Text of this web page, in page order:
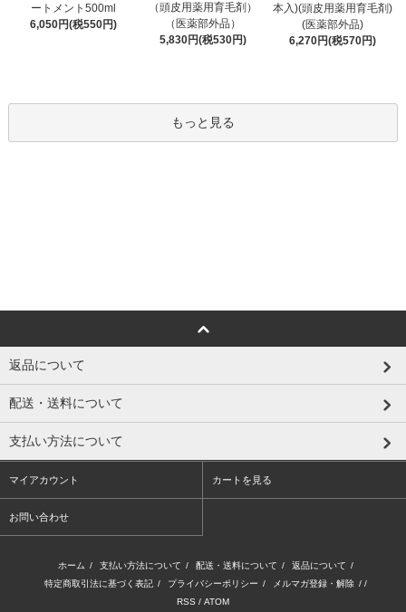
ートメント500ml
6,050円(税550円)
（頭皮用薬用育毛剤）
（医薬部外品）
5,830円(税530円)
本入)(頭皮用薬用育毛剤)
(医薬部外品)
6,270円(税570円)
もっと見る
返品について
配送・送料について
支払い方法について
マイアカウント カートを見る
お問い合わせ
ホーム / 支払い方法について / 配送・送料について / 返品について /
特定商取引法に基づく表記 / プライバシーポリシー / メルマガ登録・解除 / /
RSS / ATOM